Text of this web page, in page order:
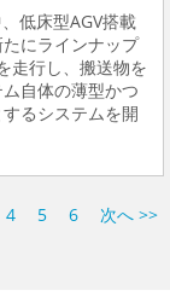
低床型AGV搭載
にラインナップ
走行し、搬送物を
自体の薄型かつ
るシステムを開
4 5 6 次へ >>